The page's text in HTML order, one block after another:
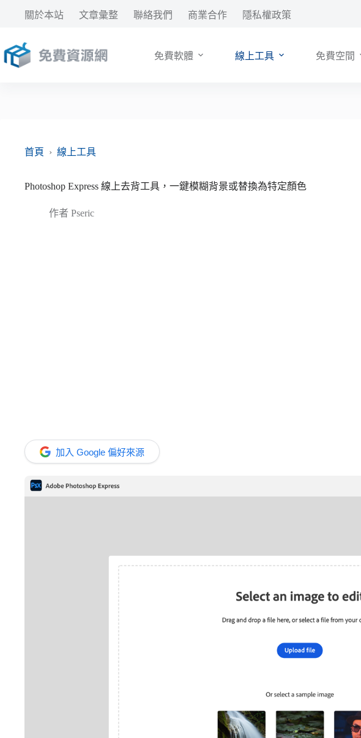
要
內
關於本站 文章彙整 聯絡我們 商業合作 隱私權政策
免費軟體 線上工具 免費空間
首頁 › 線上工具
Photoshop Express 線上去背工具，一鍵模糊背景或替換為特定顏色
作者 Pseric
加入 Google 偏好來源